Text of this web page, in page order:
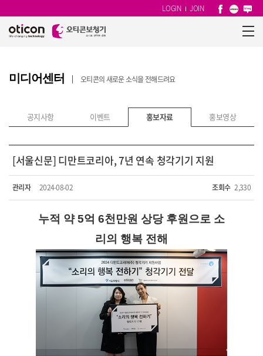
LOGIN JOIN
미디어센터 오티콘의 새로운 소식을 전해드려요
공지사항 이벤트 홍보자료 홍보영상
[서울신문] 디만트코리아, 7년 연속 청각기기 지원
관리자 2024-08-02 조회수 2,330
누적 약 5억 6천만원 상당 후원으로 소
리의 행복 전해